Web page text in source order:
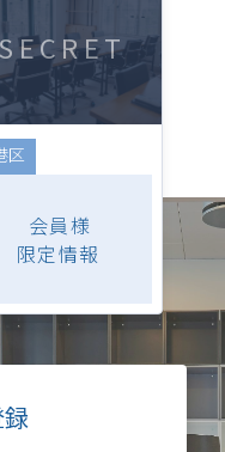
SECRET
区